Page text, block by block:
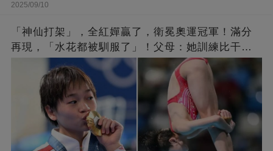
2025/09/10
「神仙打架」，全紅嬋贏了，衛冕奧運冠軍！滿分
再現，「水花都被馴服了」！父母：她訓練比干農
活累百倍！陳芋汐惜敗，獲得銀牌